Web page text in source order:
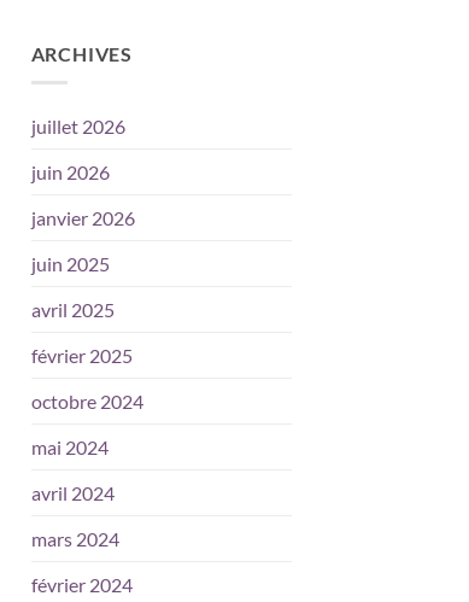
ARCHIVES
juillet 2026
juin 2026
janvier 2026
juin 2025
avril 2025
février 2025
octobre 2024
mai 2024
avril 2024
mars 2024
février 2024